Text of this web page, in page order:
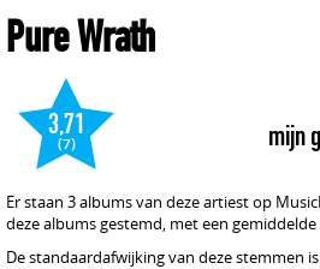
Pure Wrath
mijn
3,71
(7)
Er staan 3 albums van deze artiest op
deze albums gestemd, met een
De standaardafwijking van deze stemmen